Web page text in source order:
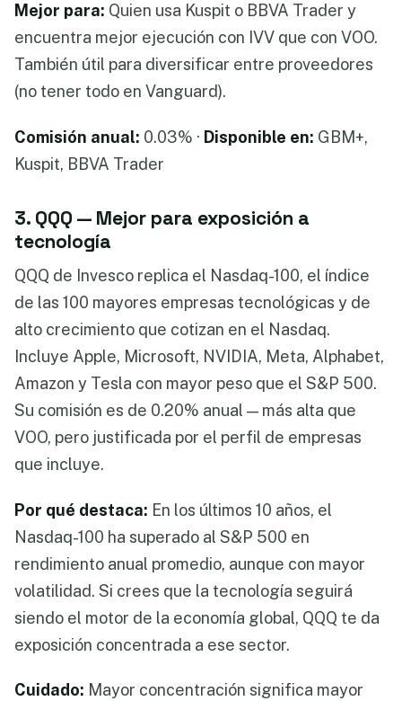
Mejor para: Quien usa Kuspit o BBVA Trader y
encuentra mejor ejecución con IVV que con VOO.
También útil para diversificar entre proveedores
(no tener todo en Vanguard).
Comisión anual: 0.03% · Disponible en: GBM+,
Kuspit, BBVA Trader
3. QQQ — Mejor para exposición a
tecnología
QQQ de Invesco replica el Nasdaq-100, el índice
de las 100 mayores empresas tecnológicas y de
alto crecimiento que cotizan en el Nasdaq.
Incluye Apple, Microsoft, NVIDIA, Meta, Alphabet,
Amazon y Tesla con mayor peso que el S&P 500.
Su comisión es de 0.20% anual — más alta que
VOO, pero justificada por el perfil de empresas
que incluye.
Por qué destaca: En los últimos 10 años, el
Nasdaq-100 ha superado al S&P 500 en
rendimiento anual promedio, aunque con mayor
volatilidad. Si crees que la tecnología seguirá
siendo el motor de la economía global, QQQ te da
exposición concentrada a ese sector.
Cuidado: Mayor concentración significa mayor